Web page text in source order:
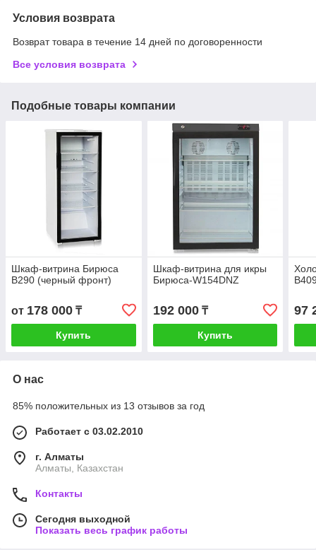
Условия возврата
Возврат товара в течение 14 дней по договоренности
Все условия возврата
Подобные товары компании
Шкаф-витрина Бирюса
B290 (черный фронт)
от 178 000 ₸
Купить
Шкаф-витрина для икры
Бирюса-W154DNZ
192 000₸
Купить
97
О нас
85% положительных из 13 отзывов за год
Работает с 03.02.2010
г. Алматы
Алматы, Казахстан
Контакты
Сегодня выходной
Показать весь график работы